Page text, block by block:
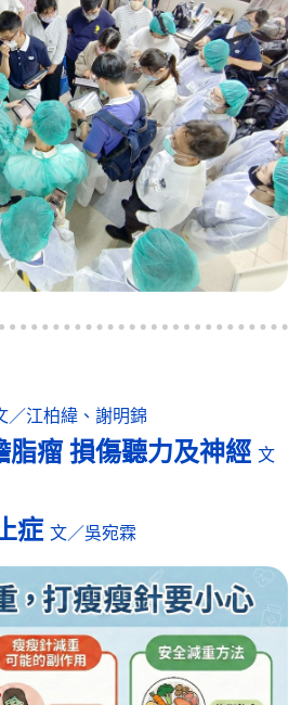
／江柏緯、謝明錦
瘤 損傷聽力及神經 文
症 文／吳宛霖